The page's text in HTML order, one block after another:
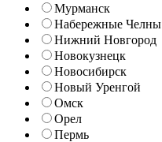
Мурманск
Набережные Челны
Нижний Новгород
Новокузнецк
Новосибирск
Новый Уренгой
Омск
Орел
Пермь